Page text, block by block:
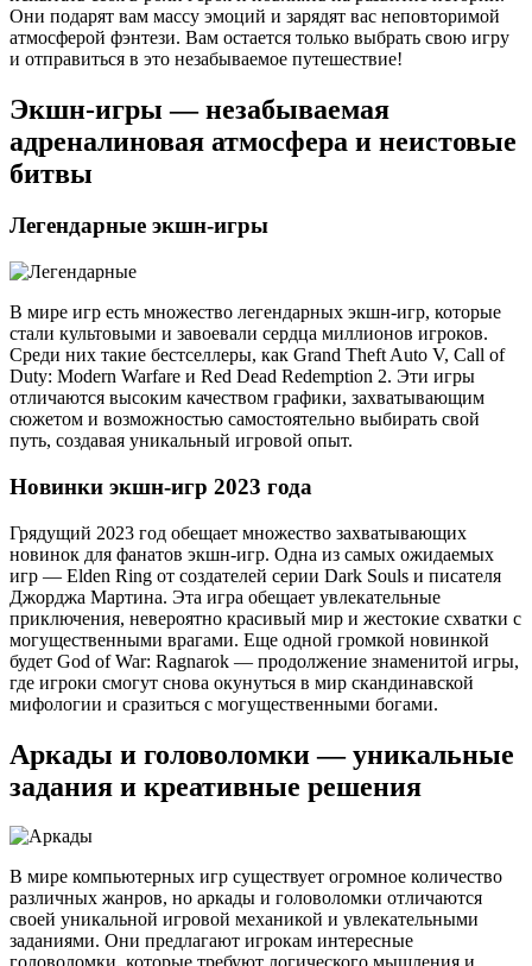
Они подарят вам массу эмоций и зарядят вас неповторимой
атмосферой фэнтези. Вам остается только выбрать свою игру
и отправиться в это незабываемое путешествие!
Экшн-игры — незабываемая
адреналиновая атмосфера и неистовые
битвы
Легендарные экшн-игры
В мире игр есть множество легендарных экшн-игр, которые
стали культовыми и завоевали сердца миллионов игроков.
Среди них такие бестселлеры, как Grand Theft Auto V, Call of
Duty: Modern Warfare и Red Dead Redemption 2. Эти игры
отличаются высоким качеством графики, захватывающим
сюжетом и возможностью самостоятельно выбирать свой
путь, создавая уникальный игровой опыт.
Новинки экшн-игр 2023 года
Грядущий 2023 год обещает множество захватывающих
новинок для фанатов экшн-игр. Одна из самых ожидаемых
игр — Elden Ring от создателей серии Dark Souls и писателя
Джорджа Мартина. Эта игра обещает увлекательные
приключения, невероятно красивый мир и жестокие схватки с
могущественными врагами. Еще одной громкой новинкой
будет God of War: Ragnarok — продолжение знаменитой игры,
где игроки смогут снова окунуться в мир скандинавской
мифологии и сразиться с могущественными богами.
Аркады и головоломки — уникальные
задания и креативные решения
В мире компьютерных игр существует огромное количество
различных жанров, но аркады и головоломки отличаются
своей уникальной игровой механикой и увлекательными
заданиями. Они предлагают игрокам интересные